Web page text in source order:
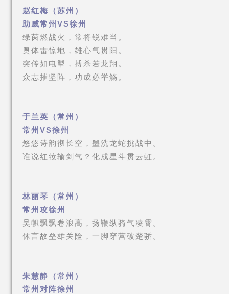
赵红梅（苏州）
助威常州VS徐州
绿茵燃战火，常将锐难当。
奥体雷惊地，雄心气贯阳。
突传如电掣，搏杀若龙翔。
众志摧坚阵，功成必举觞。
于兰英（常州）
常州VS徐州
悠悠诗韵彻长空，墨洗龙蛇挑战中。
谁说红妆输剑气？化成星斗贯云虹。
林丽琴（常州）
常州攻徐州
吴帜飘飘卷浪高，扬鞭纵骑气凌霄。
休言故垒雄关险，一脚穿营破楚骄。
朱慧静（常州）
常州对阵徐州